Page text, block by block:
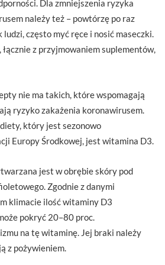
Dla zmniejszenia ryzyka
należy też – powtórzę po raz
często myć ręce i nosić maseczki.
z przyjmowaniem suplementów,
nie ma takich, które wspomagają
ryzyko zakażenia koronawirusem.
który jest sezonowo
Europy Środkowej, jest witamina D3.
jest w obrębie skóry pod
Zgodnie z danymi
klimacie ilość witaminy D3
pokryć 20–80 proc.
na tę witaminę. Jej braki należy
z pożywieniem.